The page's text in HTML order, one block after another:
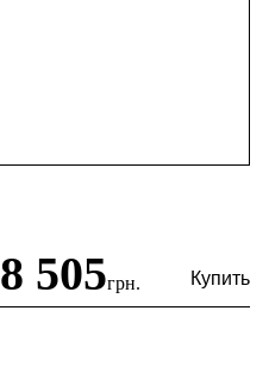
8 505грн.